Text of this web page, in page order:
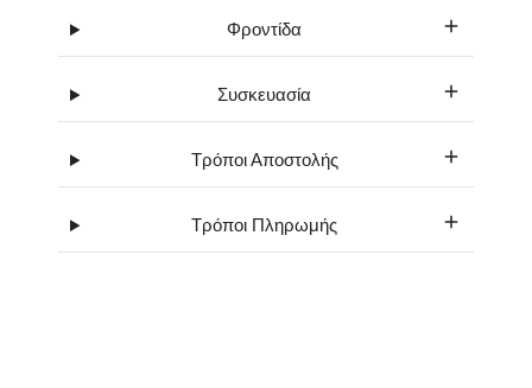
Φροντίδα
Συσκευασία
Τρόποι Αποστολής
Τρόποι Πληρωμής